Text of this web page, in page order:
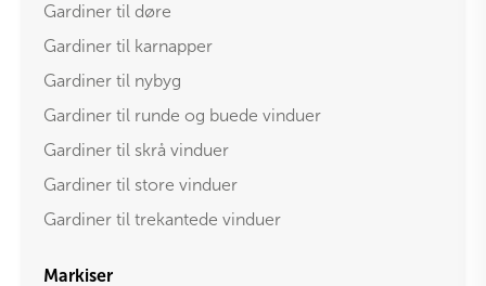
Gardiner til døre
Gardiner til karnapper
Gardiner til nybyg
Gardiner til runde og buede vinduer
Gardiner til skrå vinduer
Gardiner til store vinduer
Gardiner til trekantede vinduer
Markiser